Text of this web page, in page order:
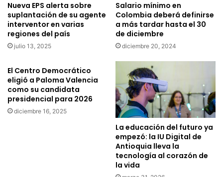
Nueva EPS alerta sobre
suplantación de su agente
interventor en varias
regiones del país
julio 13, 2025
Salario mínimo en
Colombia deberá definirse
a más tardar hasta el 30
de diciembre
diciembre 20, 2024
El Centro Democrático
eligió a Paloma Valencia
como su candidata
presidencial para 2026
diciembre 16, 2025
La educación del futuro ya
empezó: la IU Digital de
Antioquia lleva la
tecnología al corazón de
la vida